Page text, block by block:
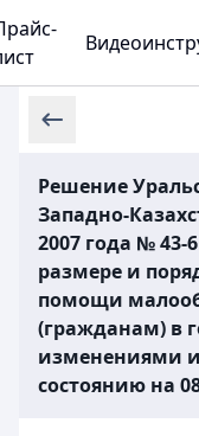
Решение
Западно-
2007 года №
размере и
помощи
(гражданам) в
изменениями
состоянию на